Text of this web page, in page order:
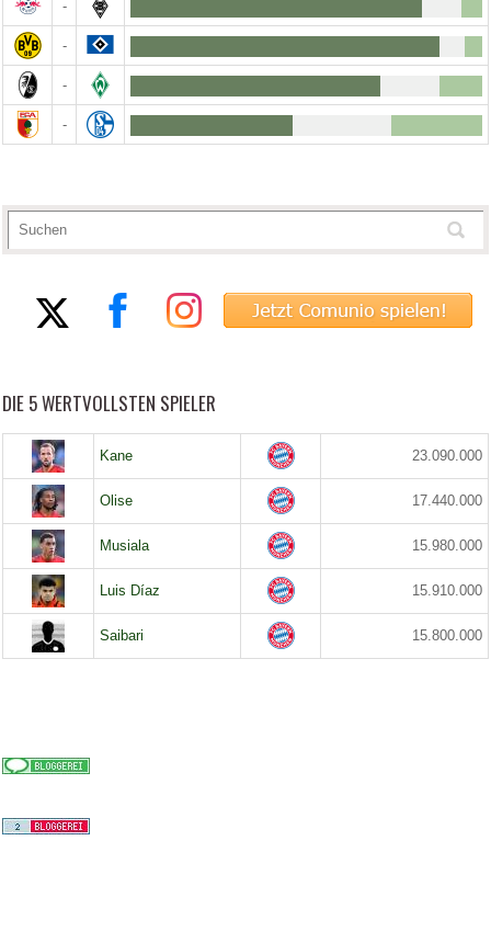
-
-
-
-
DIE 5 WERTVOLLSTEN SPIELER
Kane 23.090.000
Olise 17.440.000
Musiala 15.980.000
Luis Díaz 15.910.000
Saibari 15.800.000